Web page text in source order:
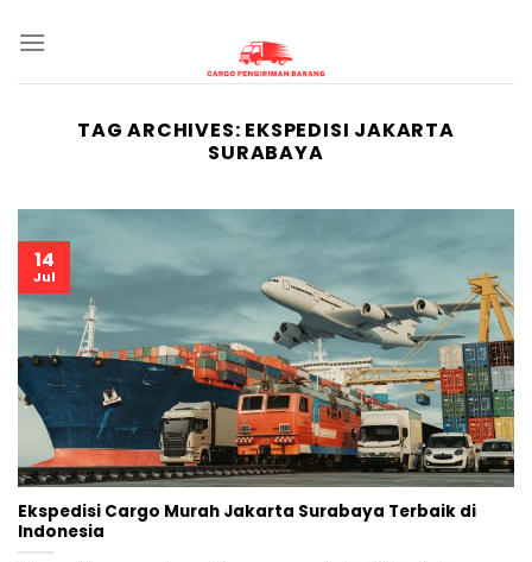
TAG ARCHIVES: EKSPEDISI JAKARTA
SURABAYA
Ekspedisi Cargo Murah Jakarta Surabaya Terbaik di
Indonesia
14
Jul